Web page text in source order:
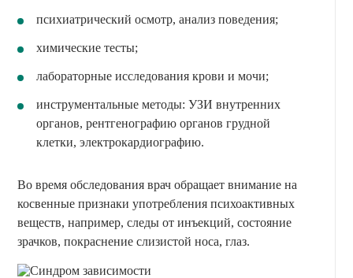
психиатрический осмотр, анализ поведения;
химические тесты;
лабораторные исследования крови и мочи;
инструментальные методы: УЗИ внутренних
органов, рентгенографию органов грудной
клетки, электрокардиографию.
Во время обследования врач обращает внимание на
косвенные признаки употребления психоактивных
веществ, например, следы от инъекций, состояние
зрачков, покраснение слизистой носа, глаз.